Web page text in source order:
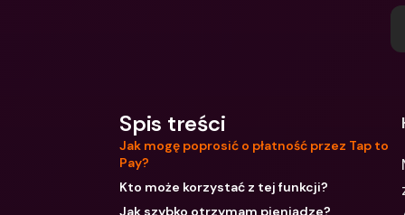
Spis treści
Jak mogę poprosić o płatność przez Tap to
Pay?
Kto może korzystać z tej funkcji?
Jak szybko otrzymam pieniądze?